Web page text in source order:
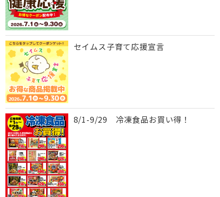
セイムス子育て応援宣言
8/1-9/29 冷凍食品お買い得！